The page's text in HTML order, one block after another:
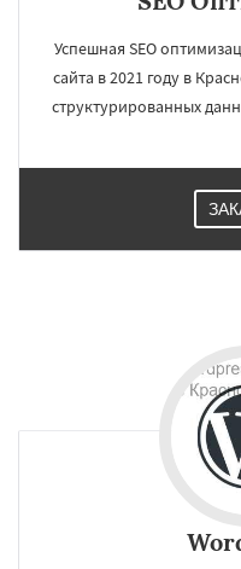
Успешная SEO
сайта в 2021 году в
структурированных